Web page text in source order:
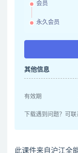
会员
永久会员
其他信息
有效期
下载遇到问题？可
此课件来自沪江全